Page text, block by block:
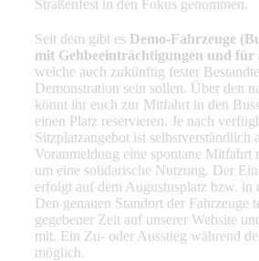
Straßenfest in den Fokus genommen.
Seit dem gibt es Demo-Fahrzeuge
mit Gehbeeinträchtigungen und für
welche auch zukünftig fester
Demonstration sein sollen. Über den
könnt ihr euch zur Mitfahrt in den
einen Platz reservieren. Je nach
Sitzplatzangebot ist selbstverständlich
Voranmeldung eine spontane Mitfahrt
um eine solidarische Nutzung. Der
erfolgt auf dem Augustusplatz bzw. in
Den genauen Standort der Fahrzeuge
gegebener Zeit auf unserer Website
mit. Ein Zu- oder Ausstieg während
möglich.